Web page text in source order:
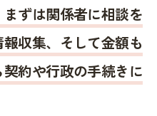
ずは関係者に相談を
収集、そして金額も
約や行政の手続きに